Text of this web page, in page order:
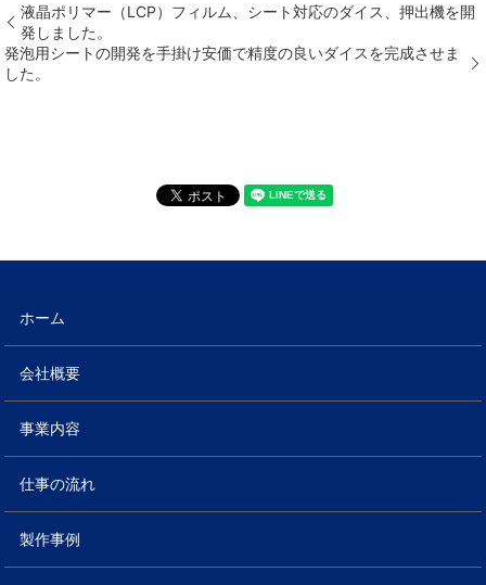
液晶ポリマー（LCP）フィルム、シート対応のダイス、押出機を開
発しました。
発泡用シートの開発を手掛け安価で精度の良いダイスを完成させま
した。
ホーム
会社概要
事業内容
仕事の流れ
製作事例